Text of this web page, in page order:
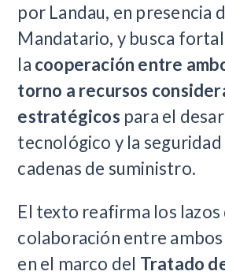
por Landau, en presencia
Mandatario, y busca
la cooperación entre
torno a recursos
estratégicos para el
tecnológico y la seguridad
cadenas de suministro.
El texto reafirma los lazos
colaboración entre
en el marco del Tratado